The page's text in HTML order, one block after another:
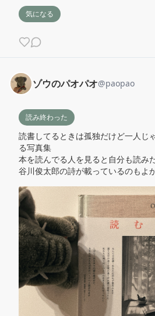
気になる
ゾウのパオパオ@paopao
読み終わった
読書してるときは孤独だけど一人じ
る写真集
本を読んでる人を見ると自分も読み
谷川俊太郎の詩が載っているのもよ